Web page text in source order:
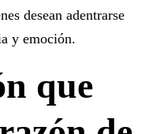
desean adentrarse
y emoción.
que